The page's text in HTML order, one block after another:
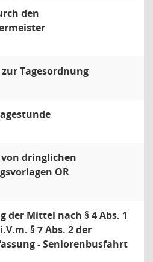
den
Tagesordnung
dringlichen
OR
der Mittel nach § 4 Abs. 1
§ 7 Abs. 2 der
- Seniorenbusfahrt